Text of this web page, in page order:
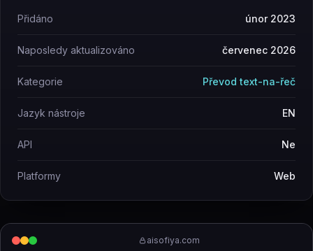
aisofiya.com
Přidáno únor 2023
Naposledy aktualizováno červenec 2026
Kategorie Převod text-na-řeč
Jazyk nástroje EN
API Ne
Platformy Web